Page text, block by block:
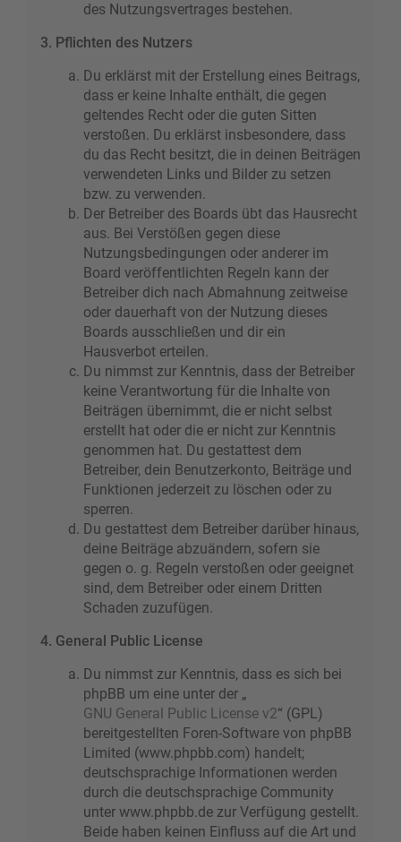
des Nutzungsvertrages bestehen.
3. Pflichten des Nutzers
Du erklärst mit der Erstellung eines Beitrags,
dass er keine Inhalte enthält, die gegen
geltendes Recht oder die guten Sitten
verstoßen. Du erklärst insbesondere, dass
du das Recht besitzt, die in deinen Beiträgen
verwendeten Links und Bilder zu setzen
bzw. zu verwenden.
Der Betreiber des Boards übt das Hausrecht
aus. Bei Verstößen gegen diese
Nutzungsbedingungen oder anderer im
Board veröffentlichten Regeln kann der
Betreiber dich nach Abmahnung zeitweise
oder dauerhaft von der Nutzung dieses
Boards ausschließen und dir ein
Hausverbot erteilen.
Du nimmst zur Kenntnis, dass der Betreiber
keine Verantwortung für die Inhalte von
Beiträgen übernimmt, die er nicht selbst
erstellt hat oder die er nicht zur Kenntnis
genommen hat. Du gestattest dem
Betreiber, dein Benutzerkonto, Beiträge und
Funktionen jederzeit zu löschen oder zu
sperren.
Du gestattest dem Betreiber darüber hinaus,
deine Beiträge abzuändern, sofern sie
gegen o. g. Regeln verstoßen oder geeignet
sind, dem Betreiber oder einem Dritten
Schaden zuzufügen.
4. General Public License
Du nimmst zur Kenntnis, dass es sich bei
phpBB um eine unter der „
GNU General Public License v2“ (GPL)
bereitgestellten Foren-Software von phpBB
Limited (www.phpbb.com) handelt;
deutschsprachige Informationen werden
durch die deutschsprachige Community
unter www.phpbb.de zur Verfügung gestellt.
Beide haben keinen Einfluss auf die Art und